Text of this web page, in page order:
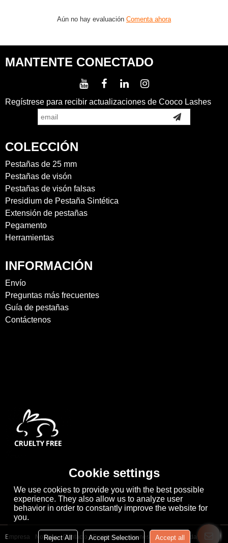
Aún no hay evaluación Comenta ahora
MANTENTE CONECTADO
Regístrese para recibir actualizaciones de Cooco Lashes
COLECCIÓN
Pestañas de 25 mm
Pestañas de visón
Pestañas de visón falsas
Presidium de Pestaña Sintética
Extensión de pestañas
Pegamento
Herramientas
INFORMACIÓN
Envío
Preguntas más frecuentes
Guía de pestañas
Contáctenos
Empresa Noticias Contacto Problemas comunes Noticia Privada
Cookie settings
We use cookies to provide you with the best possible
experience. They also allow us to analyze user
behavior in order to constantly improve the website for
you.
Reject All Accept Selection Accept all